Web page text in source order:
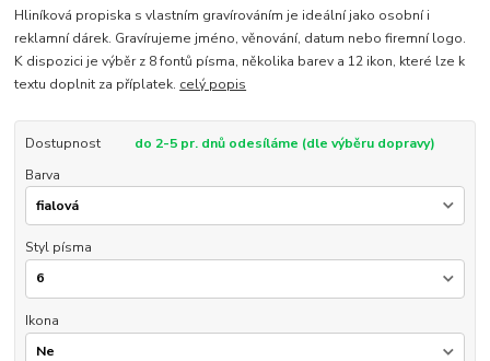
Hliníková propiska s vlastním gravírováním je ideální jako osobní i
reklamní dárek. Gravírujeme jméno, věnování, datum nebo firemní logo.
K dispozici je výběr z 8 fontů písma, několika barev a 12 ikon, které lze k
textu doplnit za příplatek. celý popis
Dostupnost
do 2-5 pr. dnů odesíláme (dle výběru dopravy)
Barva
Styl písma
Ikona